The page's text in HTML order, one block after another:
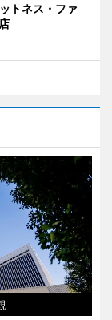
トネス・ファ